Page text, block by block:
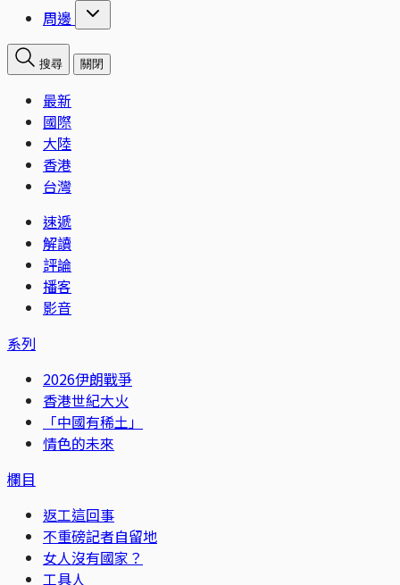
周邊
搜尋 關閉
最新
國際
大陸
香港
台灣
速遞
解讀
評論
播客
影音
系列
2026伊朗戰爭
香港世紀大火
「中國有稀土」
情色的未來
欄目
返工這回事
不重磅記者自留地
女人沒有國家？
工具人